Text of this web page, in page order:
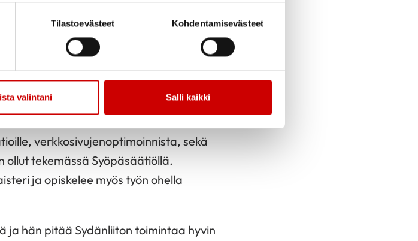
Tilastoevästeet Kohdentamisevästeet
valintani Salli kaikki
alueellisella kuin valtakunnan tasollakin.
asiantuntijana
osaaja, jonka vahvuuksiin kuuluvat
kampanjoiden toteuttaminen,
verkkosivujenoptimoinnista, sekä
tekemässä Syöpäsäätiöllä.
ja opiskelee myös työn ohella
ja hän pitää Sydänliiton toimintaa hyvin